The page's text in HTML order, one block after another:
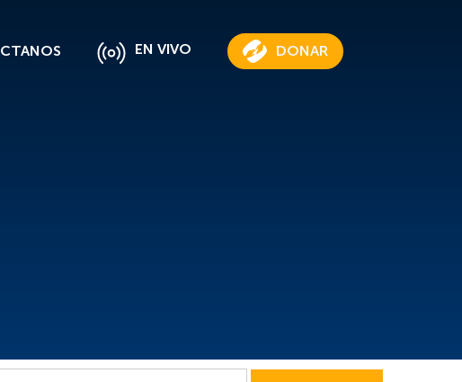
EN VIVO DONAR